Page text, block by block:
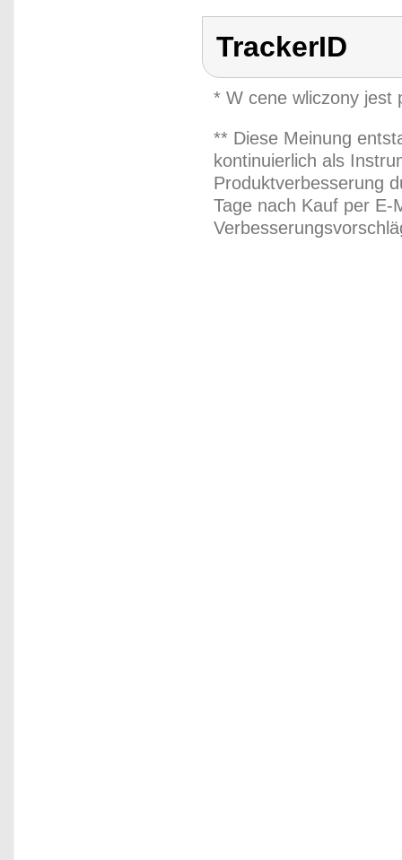
TrackerID
* W cene wliczony jest
** Diese Meinung
kontinuierlich als
Produktverbesserung
Tage nach Kauf per E-